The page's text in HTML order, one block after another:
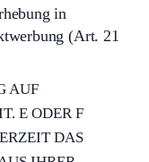
in
(Art. 21
AUF
E ODER F
DAS